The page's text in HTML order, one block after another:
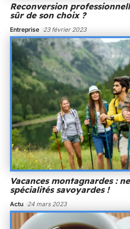
Reconversion
sûr de son choix ?
Entreprise 23 février 2023
Vacances montagnardes :
spécialités savoyardes !
Actu 24 mars 2023